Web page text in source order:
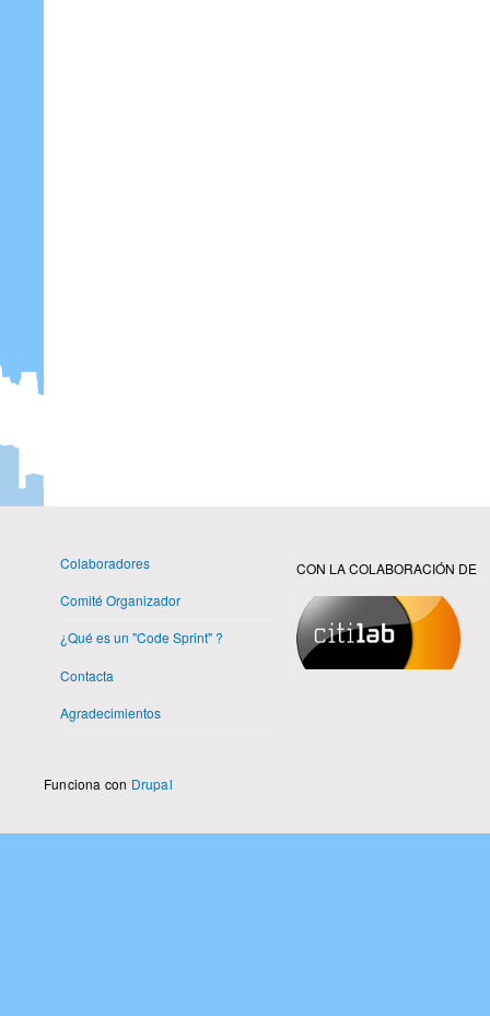
Colaboradores
Comité Organizador
¿Qué es un "Code Sprint" ?
Contacta
Agradecimientos
CON LA COLABORACIÓN DE
Funciona con Drupal